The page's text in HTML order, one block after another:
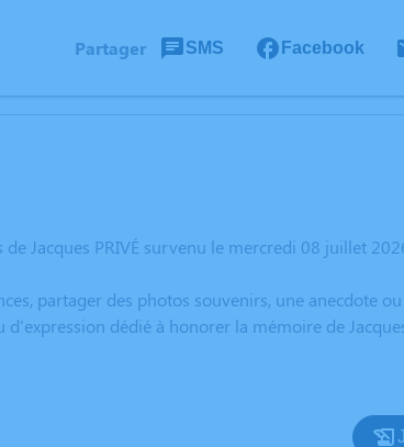
Partager SMS Facebook
Jacques PRIVÉ survenu le mercredi 08 juillet
partager des photos souvenirs, une anecdote
dédié à honorer la mémoire de